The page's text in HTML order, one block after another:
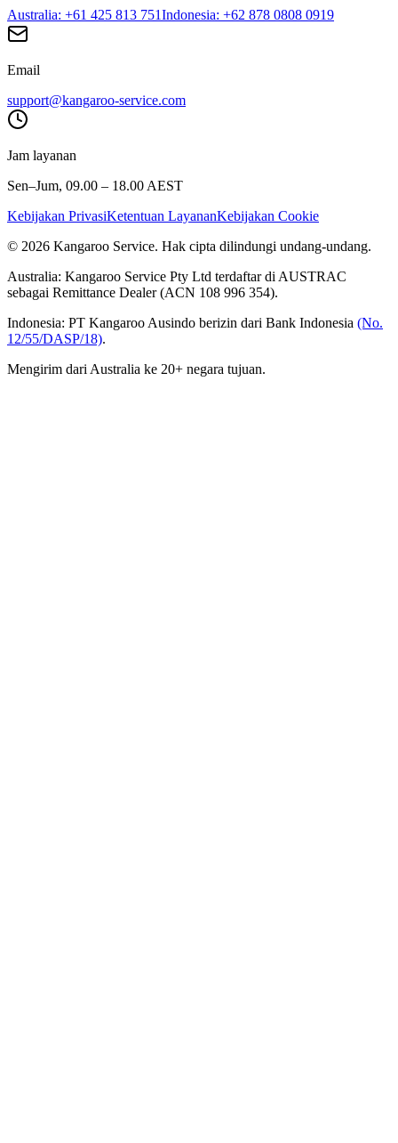
Australia: +61 425 813 751Indonesia: +62 878 0808 0919
Email
support@kangaroo-service.com
Jam layanan
Sen–Jum, 09.00 – 18.00 AEST
Kebijakan PrivasiKetentuan LayananKebijakan Cookie
© 2026 Kangaroo Service. Hak cipta dilindungi undang-undang.
Australia: Kangaroo Service Pty Ltd terdaftar di AUSTRAC
sebagai Remittance Dealer (ACN 108 996 354).
Indonesia: PT Kangaroo Ausindo berizin dari Bank Indonesia (No.
12/55/DASP/18).
Mengirim dari Australia ke 20+ negara tujuan.